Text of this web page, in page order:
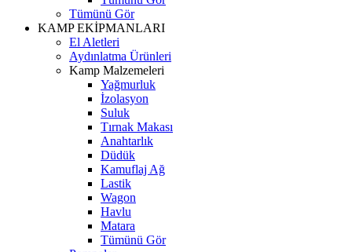
Tümünü Gör
KAMP EKİPMANLARI
El Aletleri
Aydınlatma Ürünleri
Kamp Malzemeleri
Yağmurluk
İzolasyon
Suluk
Tırnak Makası
Anahtarlık
Düdük
Kamuflaj Ağ
Lastik
Wagon
Havlu
Matara
Tümünü Gör